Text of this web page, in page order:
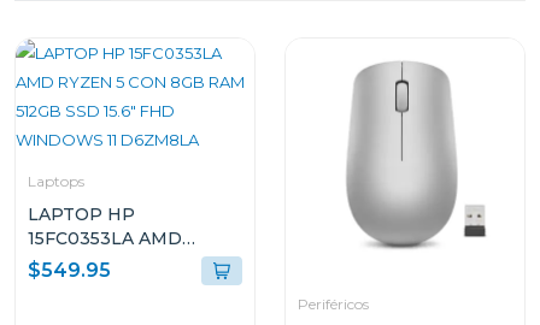
Laptops
LAPTOP HP
15FC0353LA AMD
RYZEN 5 CON 8GB RAM
512GB SSD 15.6" FHD
$549.95
Periféricos